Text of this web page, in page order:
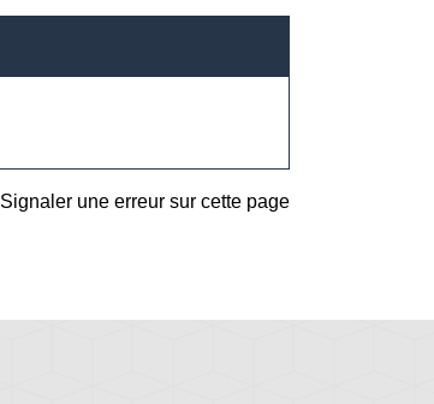
Signaler une erreur sur cette page